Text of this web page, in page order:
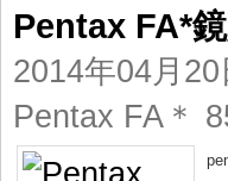
Pentax FA*
2014年04月20
Pentax FA＊